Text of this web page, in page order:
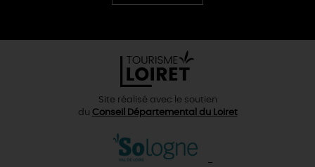
Chinese
Site réalisé avec le soutien
du Conseil Départemental du Loiret